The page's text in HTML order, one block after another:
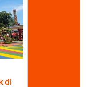
di